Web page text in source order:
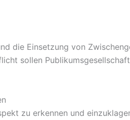
die Einsetzung von
sollen
zu erkennen und